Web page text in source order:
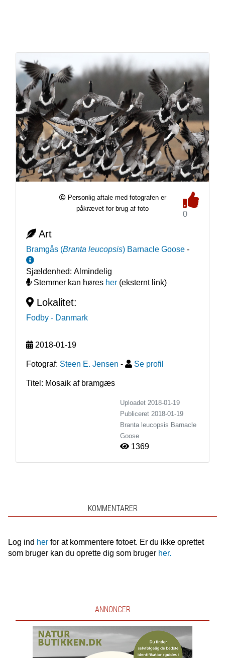
Personlig aftale med fotografen er
påkrævet for brug af foto
0
Art
Bramgås (Branta leucopsis) Barnacle Goose -
Sjældenhed: Almindelig
Stemmer kan høres her(eksternt link)
Lokalitet:
Fodby - Danmark
2018-01-19
Fotograf: Steen E. Jensen - Se profil
Titel: Mosaik af bramgæs
Uploadet 2018-01-19
Publiceret 2018-01-19
Branta leucopsis Barnacle
Goose
1369
KOMMENTARER
Log ind herfor at kommentere fotoet. Er du ikke oprettet
som bruger kan du oprette dig som bruger her.
ANNONCER